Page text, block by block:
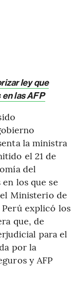
ley que
las AFP
la ministra
el 21 de
del
los que se
Ministerio de
Perú explicó los
que, de
para el
por la
y AFP